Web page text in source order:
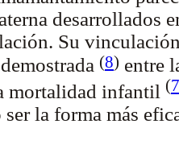
desarrollados
Su
(8) entre
mortalidad infantil (7
ser la forma más